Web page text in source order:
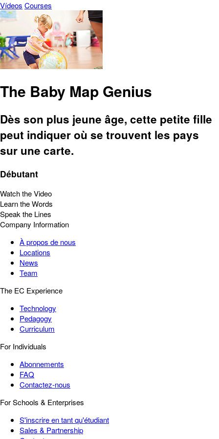
Vídeos Courses
The Baby Map Genius
Dès son plus jeune âge, cette petite fille
peut indiquer où se trouvent les pays
sur une carte.
Débutant
Watch the Video
Learn the Words
Speak the Lines
Company Information
À propos de nous
Locations
News
Team
The EC Experience
Technology
Pedagogy
Curriculum
For Individuals
Abonnements
FAQ
Contactez-nous
For Schools & Enterprises
S'inscrire en tant qu'étudiant
Sales & Partnership